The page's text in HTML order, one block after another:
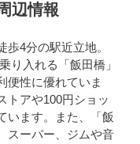
辺情報
4分の駅近立地。
り入れる「飯田橋」
便性に優れていま
トアや100円ショッ
います。また、「飯
スーパー、ジムや音